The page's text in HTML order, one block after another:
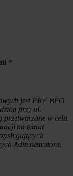
*
jest PKF BPO
przy ul.
przetwarzane w celu
na temat
Administratora,